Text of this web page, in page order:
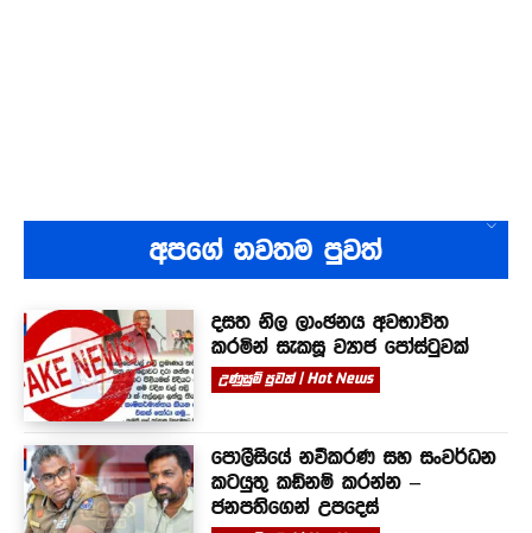
අපගේ නවතම පුවත්
දසත නිල ලාංඡනය අවභාවිත
කරමින් සැකසූ ව්‍යාජ පෝස්ටුවක්
උණුසුම් පුවත් | Hot News
පොලීසියේ නවීකරණ සහ සංවර්ධන
කටයුතු කඩිනම් කරන්න –
ජනපතිගෙන් උපදෙස්